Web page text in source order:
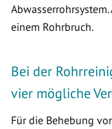
einem Rohrbruch.
Bei der
vier mögliche
Für die Behebung